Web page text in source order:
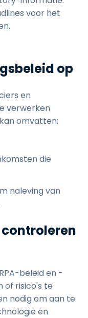
voor het
op
en
verwerken
omvatten:
die
naleving van
beleid en -
of risico's te
nodig om aan te
en